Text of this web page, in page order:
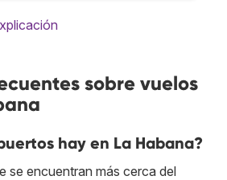
sobre vuelos
hay en La Habana?
se encuentran más cerca del